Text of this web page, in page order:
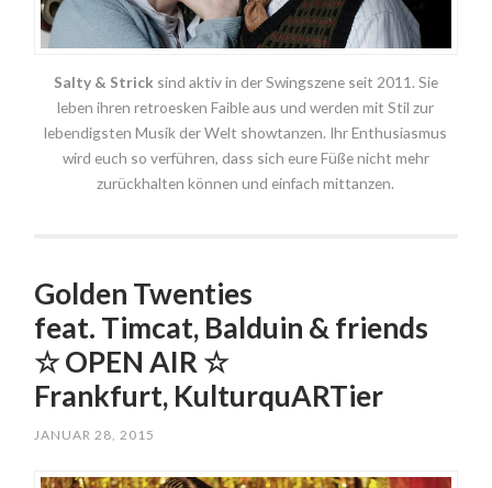
Salty & Strick sind aktiv in der Swingszene seit 2011. Sie
leben ihren retroesken Faible aus und werden mit Stil zur
lebendigsten Musik der Welt showtanzen. Ihr Enthusiasmus
wird euch so verführen, dass sich eure Füße nicht mehr
zurückhalten können und einfach mittanzen.
Golden Twenties
feat. Timcat, Balduin & friends
☆ OPEN AIR ☆
Frankfurt, KulturquARTier
JANUAR 28, 2015